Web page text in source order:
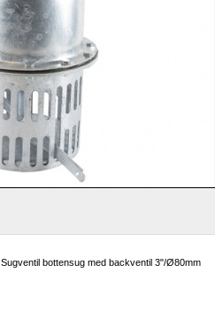
Sugventil bottensug med backventil 3"/Ø80mm